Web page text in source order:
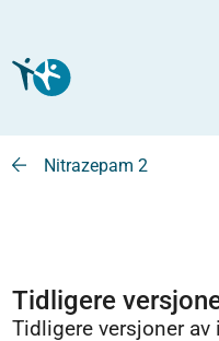
Nitrazepam 2
Tidligere
Tidligere versjoner